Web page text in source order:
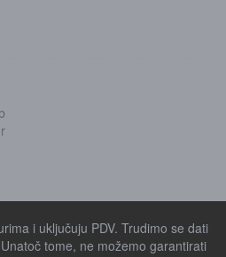
i uključuju PDV. Trudimo se dati
tome, ne možemo garantirati